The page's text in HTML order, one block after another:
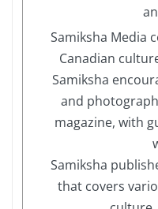
Samiksha Media
Canadian
Samiksha
and
magazine, with
Samiksha
that covers